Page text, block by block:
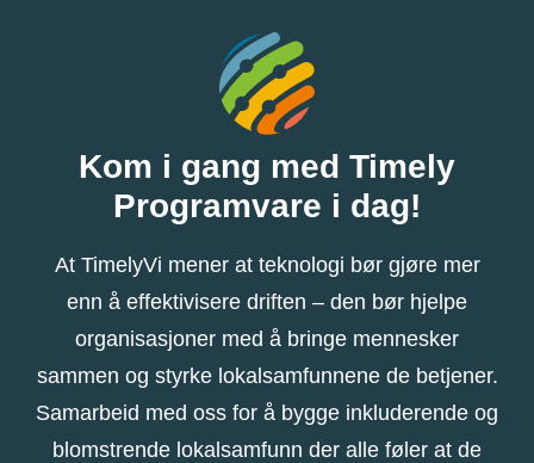
Kom i gang med Timely
Programvare i dag!
At TimelyVi mener at teknologi bør gjøre mer
enn å effektivisere driften – den bør hjelpe
organisasjoner med å bringe mennesker
sammen og styrke lokalsamfunnene de betjener.
Samarbeid med oss ​​for å bygge inkluderende og
blomstrende lokalsamfunn der alle føler at de